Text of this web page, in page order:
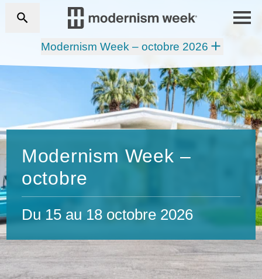
Modernism Week – octobre 2026
Modernism Week –
octobre
Du 15 au 18 octobre 2026